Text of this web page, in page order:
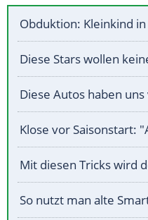
Obduktion: Kleinkind
Diese Stars wollen
Diese Autos haben
Klose vor Saisonstart:
Mit diesen Tricks wird
So nutzt man alte